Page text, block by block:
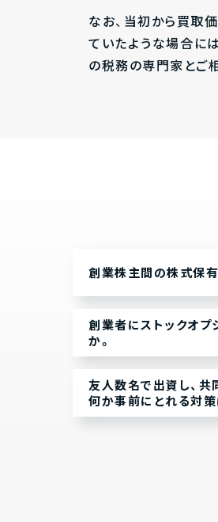
なお、当初から買取
ていたような場合に
の税務の専門家とご
創業株主間の株式保
創業者にストックオプ
か。
友人数名で出資し、共
何か事前にとれる対策